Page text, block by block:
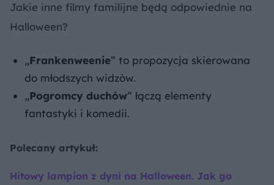
Jakie inne filmy familijne będą odpowiednie na
Halloween?
„Frankenweenie” to propozycja skierowana
do młodszych widzów.
„Pogromcy duchów” łączą elementy
fantastyki i komedii.
Polecany artykuł:
Hitowy lampion z dyni na Halloween. Jak go